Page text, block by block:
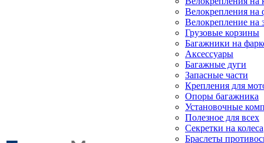
Велокрепления на
Велокрепление на
Грузовые корзины
Багажники на
Аксессуары
Багажные дуги
Запасные части
Крепления для
Опоры багажника
Установочные
Полезное для всех
Секретки на колеса
Браслеты